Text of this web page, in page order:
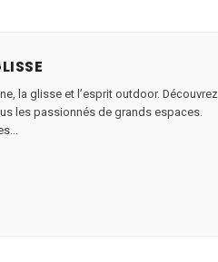
la glisse et l’esprit outdoor. Découvrez
les passionnés de grands espaces.